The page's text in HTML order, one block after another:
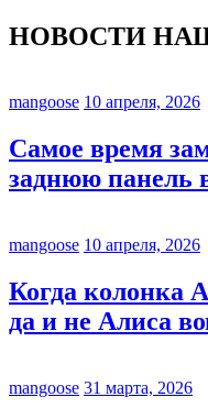
НОВОСТИ
mangoose 10 апреля, 2026
Самое время
заднюю панель
mangoose 10 апреля, 2026
Когда колонка
да и не Алиса
mangoose 31 марта, 2026